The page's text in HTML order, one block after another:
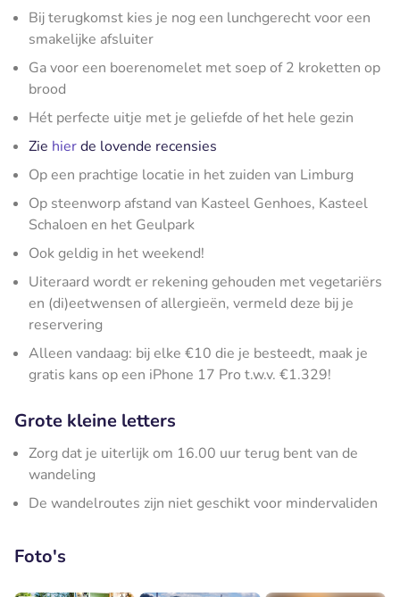
Bij terugkomst kies je nog een lunchgerecht voor een
smakelijke afsluiter
Ga voor een boerenomelet met soep of 2 kroketten op
brood
Hét perfecte uitje met je geliefde of het hele gezin
Zie hierde lovende recensies
Op een prachtige locatie in het zuiden van Limburg
Op steenworp afstand van Kasteel Genhoes, Kasteel
Schaloen en het Geulpark
Ook geldig in het weekend!
Uiteraard wordt er rekening gehouden met vegetariërs
en (di)eetwensen of allergieën, vermeld deze bij je
reservering
Alleen vandaag: bij elke €10 die je besteedt, maak je
gratis kans op een iPhone 17 Pro t.w.v. €1.329!
Grote kleine letters
Zorg dat je uiterlijk om 16.00 uur terug bent van de
wandeling
De wandelroutes zijn niet geschikt voor mindervaliden
Foto's